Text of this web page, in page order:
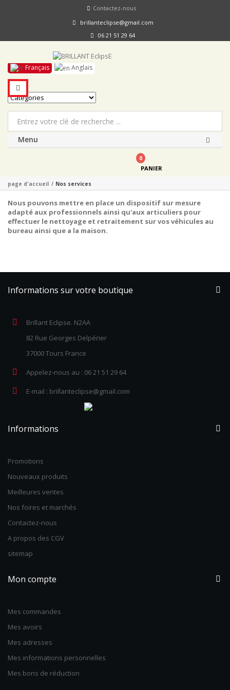
Contactez-nous
brillanteclipse@gmail.com
06 21 51 29 64
Français Anglais
Menu
PANIER
0
page d'accueil / Nos services
Nous pouvons mettre en place un dispositif sur mesure
adapté aux professionnels ainsi qu'aux articuliers pour
effectuer le nettoyage et retraitement sur vos véhicules au
bureau ainsi que a la maison.
Informations sur votre boutique
Brillant Eclipse. N2AA
82 Rue Georges Delpérier
37000 Tours France
Appelez-nous au : 06 21 51 29 64
E-mail : brillanteclipse@gmail.com
Informations
Promotions
Nouveaux produits
Meilleures ventes
Nos foires et marchés
Contactez-nous
A propos des CGV
sitemap
Mon compte
Mes commandes
Mes avoirs
Mes adresses
Mes informations personnelles
Mes bons de réduction